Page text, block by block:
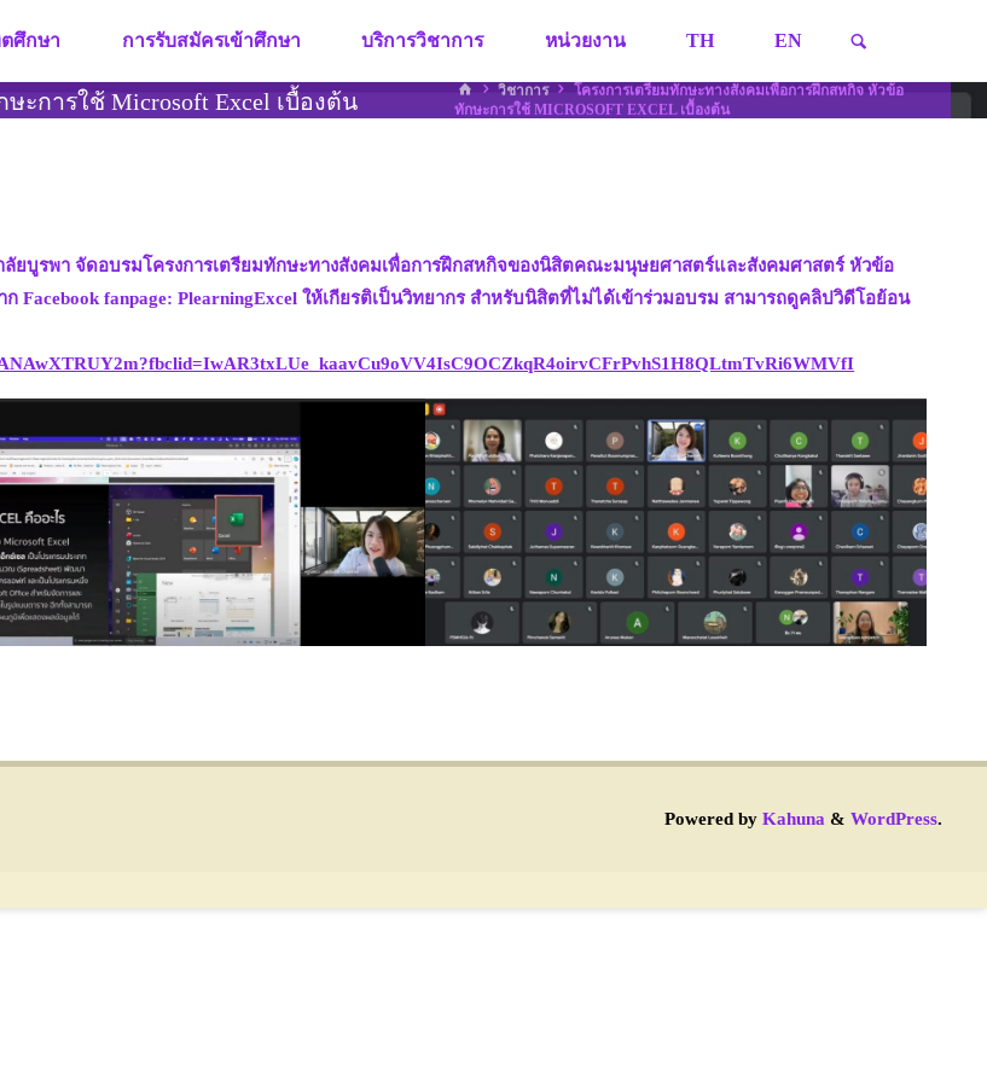
ศึกษา การรับสมัครเข้าศึกษา บริการวิชาการ หน่วยงาน TH EN
ะการใช้ Microsoft Excel เบื้องต้น
HOMEวิชาการ
โครงการเตรียมทักษะทางสังคมเพื่อการฝึกสหกิจ หัวข้อ
ทักษะการใช้ MICROSOFT EXCEL เบื้องต้น
บูรพา จัดอบรมโครงการเตรียมทักษะทางสังคมเพื่อการฝึกสหกิจของนิสิตคณะมนุษยศาสตร์และสังคมศาสตร์ หัวข้อ
Facebook fanpage: PlearningExcel ให้เกียรติเป็นวิทยากร สำหรับนิสิตที่ไม่ได้เข้าร่วมอบรม สามารถดูคลิปวิดีโอย้อน
Powered byKahuna & WordPress.